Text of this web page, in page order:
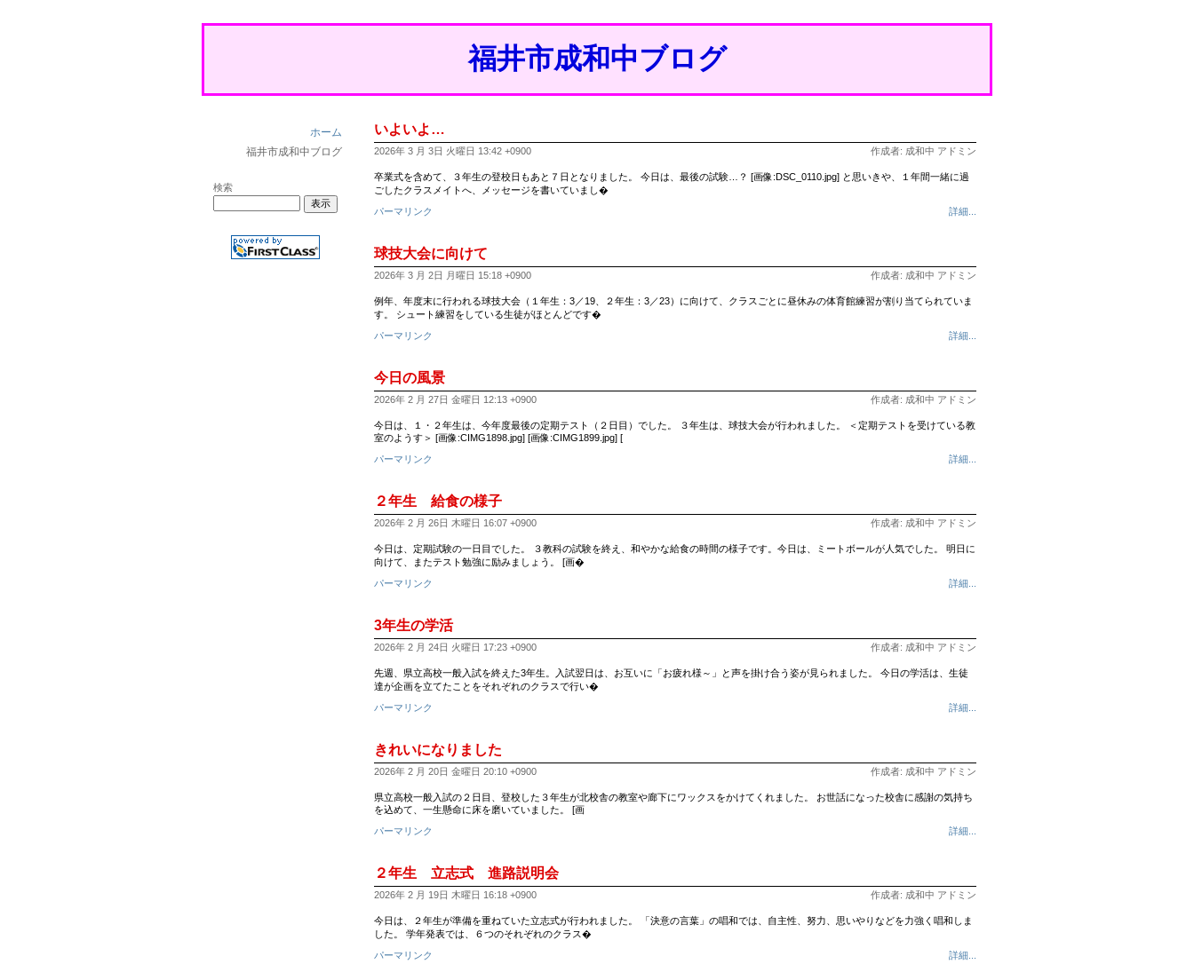
福井市成和中ブログ
ホーム
福井市成和中ブログ
検索
いよいよ…
2026年 3 月 3日 火曜日 13:42 +0900 作成者: 成和中 アドミン
卒業式を含めて、３年生の登校日もあと７日となりました。 今日は、最後の試験…？ [画像:DSC_0110.jpg] と思いきや、１年間一緒に過
ごしたクラスメイトへ、メッセージを書いていまし�
パーマリンク
詳細...
球技大会に向けて
2026年 3 月 2日 月曜日 15:18 +0900 作成者: 成和中 アドミン
例年、年度末に行われる球技大会（１年生：3／19、２年生：3／23）に向けて、クラスごとに昼休みの体育館練習が割り当てられていま
す。 シュート練習をしている生徒がほとんどです�
パーマリンク
詳細...
今日の風景
2026年 2 月 27日 金曜日 12:13 +0900 作成者: 成和中 アドミン
今日は、１・２年生は、今年度最後の定期テスト（２日目）でした。 ３年生は、球技大会が行われました。 ＜定期テストを受けている教
室のようす＞ [画像:CIMG1898.jpg] [画像:CIMG1899.jpg] [
パーマリンク
詳細...
２年生 給食の様子
2026年 2 月 26日 木曜日 16:07 +0900 作成者: 成和中 アドミン
今日は、定期試験の一日目でした。 ３教科の試験を終え、和やかな給食の時間の様子です。今日は、ミートボールが人気でした。 明日に
向けて、またテスト勉強に励みましょう。 [画�
パーマリンク
詳細...
3年生の学活
2026年 2 月 24日 火曜日 17:23 +0900 作成者: 成和中 アドミン
先週、県立高校一般入試を終えた3年生。入試翌日は、お互いに「お疲れ様～」と声を掛け合う姿が見られました。 今日の学活は、生徒
達が企画を立てたことをそれぞれのクラスで行い�
パーマリンク
詳細...
きれいになりました
2026年 2 月 20日 金曜日 20:10 +0900 作成者: 成和中 アドミン
県立高校一般入試の２日目、登校した３年生が北校舎の教室や廊下にワックスをかけてくれました。 お世話になった校舎に感謝の気持ち
を込めて、一生懸命に床を磨いていました。 [画
パーマリンク
詳細...
２年生 立志式 進路説明会
2026年 2 月 19日 木曜日 16:18 +0900 作成者: 成和中 アドミン
今日は、２年生が準備を重ねていた立志式が行われました。 「決意の言葉」の唱和では、自主性、努力、思いやりなどを力強く唱和しま
した。 学年発表では、６つのそれぞれのクラス�
パーマリンク
詳細...